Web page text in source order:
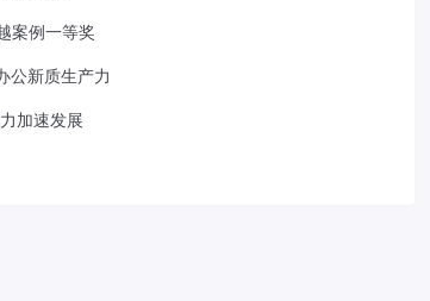
案例一等奖
公新质生产力
加速发展